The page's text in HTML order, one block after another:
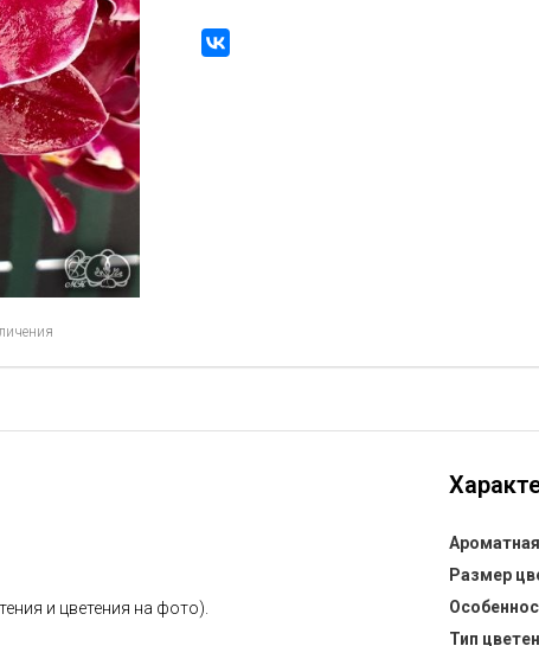
и цветения на фото).
Ароматная
Размер
Тип